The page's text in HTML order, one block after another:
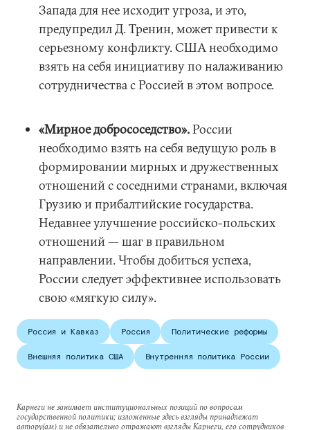
Запада для нее исходит угроза, и это,
предупредил Д. Тренин, может привести к
серьезному конфликту. США необходимо
взять на себя инициативу по налаживанию
сотрудничества с Россией в этом вопросе.
«Мирное добрососедство».России
необходимо взять на себя ведущую роль в
формировании мирных и дружественных
отношений с соседними странами, включая
Грузию и прибалтийские государства.
Недавнее улучшение российско-польских
отношений — шаг в правильном
направлении. Чтобы добиться успеха,
России следует эффективнее использовать
свою «мягкую силу».
Россия и Кавказ Россия Политические реформы
Внешняя политика США Внутренняя политика России
Карнеги не занимает институциональных позиций по вопросам
государственной политики; изложенные здесь взгляды принадлежат
автору(ам) и не обязательно отражают взгляды Карнеги, его сотрудников